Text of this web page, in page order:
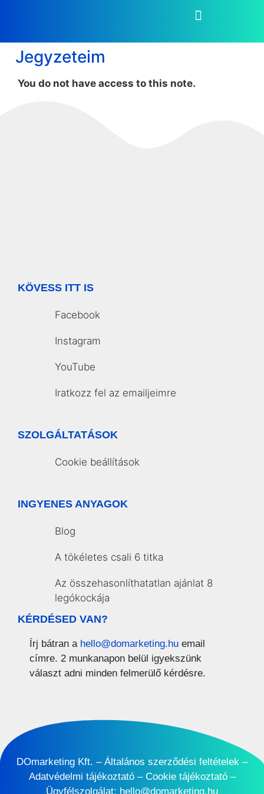
Jegyzeteim
You do not have access to this note.
KÖVESS ITT IS
Facebook
Instagram
YouTube
Iratkozz fel az emailjeimre
SZOLGÁLTATÁSOK
Cookie beállítások
INGYENES ANYAGOK
Blog
A tökéletes csali 6 titka
Az összehasonlíthatatlan ajánlat 8
legókockája
KÉRDÉSED VAN?
Írj bátran a hello@domarketing.hu email
címre. 2 munkanapon belül igyekszünk
választ adni minden felmerülő kérdésre.
DOmarketing Kft. – Általános szerződési feltételek –
Adatvédelmi tájékoztató– Cookie tájékoztató–
Ügyfélszolgálat: hello@domarketing.hu